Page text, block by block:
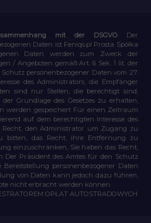
mit der DSGVO
Der
Daten ist Feniqs.pl Prosta Spółka
Daten werden zum Zweck der
/ Angeboten gemäß Art. 6 Sek. 1 lit. der
personenbezogener Daten vom 27.
des Administrators, die Empfänger
sind nur Stellen, die berechtigt sind,
Grundlage des Gesetzes zu erhalten,
werden gespeichert Für einen Zeitraum
auf dem berechtigten Interesse des
Recht, den Administrator um Zugang zu
bitten, das Recht, ihre Entfernung zu
einzuschränken, Sie haben das Recht,
Der Präsident des Amtes für den Schutz
Bereitstellung personenbezogener Daten
von Daten kann jedoch dazu führen,
nicht erbracht werden können.
OPŁAT AUTOSTRADOWYCH